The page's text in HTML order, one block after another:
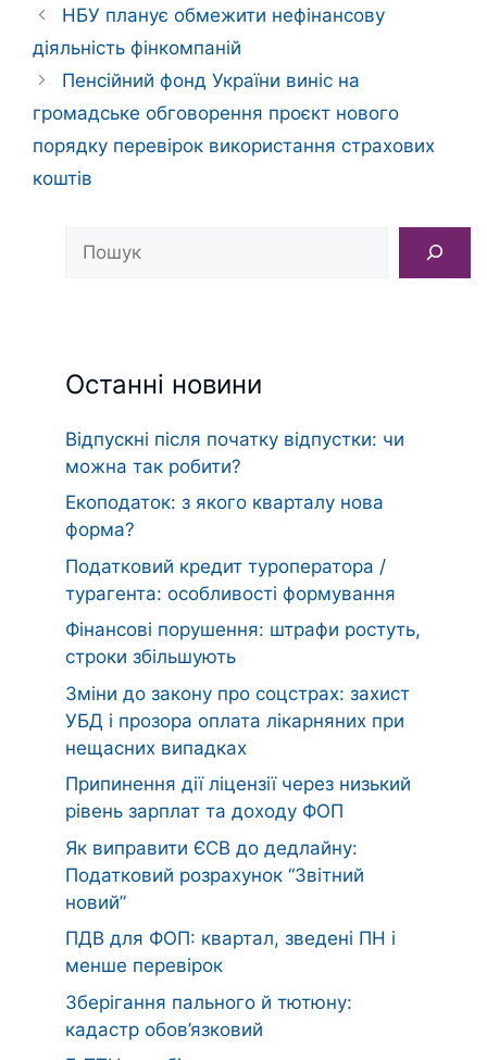
НБУ планує обмежити нефінансову
діяльність фінкомпаній
Пенсійний фонд України виніс на
громадське обговорення проєкт нового
порядку перевірок використання страхових
коштів
Останні новини
Відпускні після початку відпустки: чи
можна так робити?
Екоподаток: з якого кварталу нова
форма?
Податковий кредит туроператора /
турагента: особливості формування
Фінансові порушення: штрафи ростуть,
строки збільшують
Зміни до закону про соцстрах: захист
УБД і прозора оплата лікарняних при
нещасних випадках
Припинення дії ліцензії через низький
рівень зарплат та доходу ФОП
Як виправити ЄСВ до дедлайну:
Податковий розрахунок “Звітний
новий”
ПДВ для ФОП: квартал, зведені ПН і
менше перевірок
Зберігання пального й тютюну:
кадастр обов’язковий